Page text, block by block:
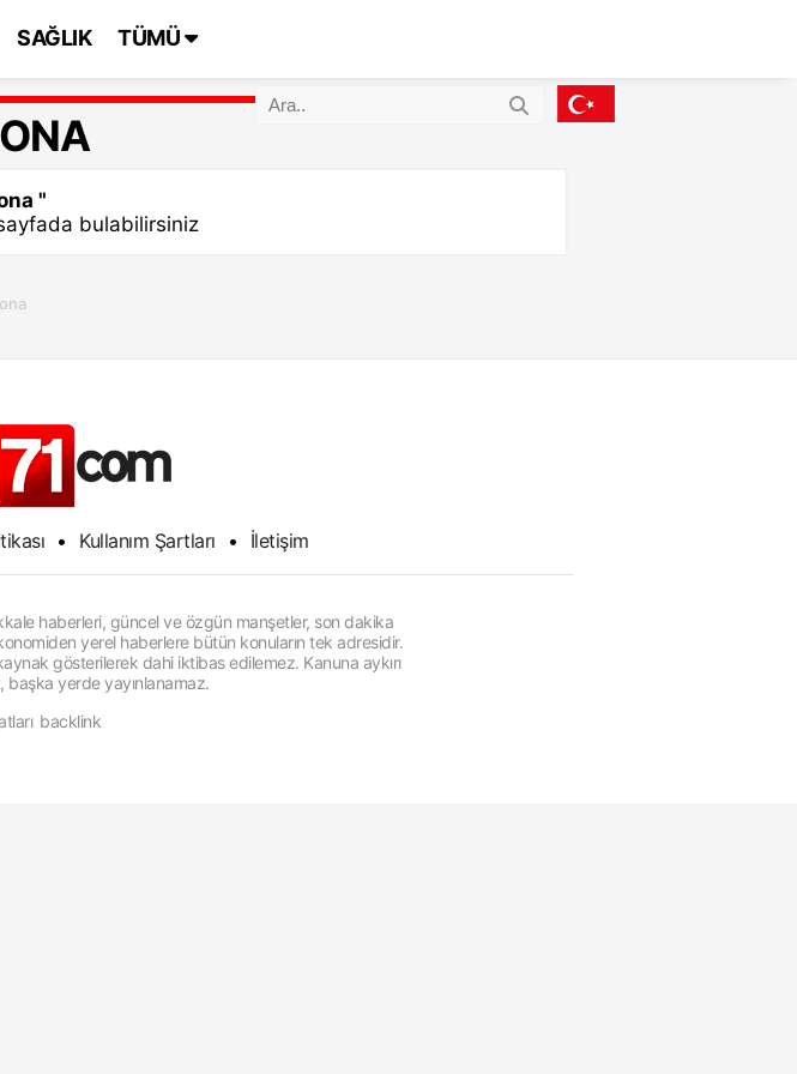
SAĞLIK TÜMÜ
"
bulabilirsiniz
• Kullanım Şartları • İletişim
haberleri, güncel ve özgün manşetler, son dakika
yerel haberlere bütün konuların tek adresidir.
gösterilerek dahi iktibas edilemez. Kanuna aykırı
yerde yayınlanamaz.
backlink